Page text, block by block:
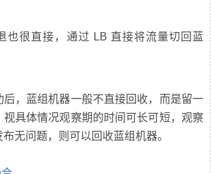
也很直接，通过 LB 直接将流量切回蓝
后，蓝组机器一般不直接回收，而是留一
视具体情况观察期的时间可长可短，观察